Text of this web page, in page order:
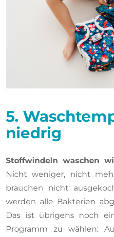
5.
niedrig
Stoffwindeln waschen
Nicht weniger, nicht
brauchen nicht
werden alle Bakterien
Das ist übrigens noch
Programm zu wählen: